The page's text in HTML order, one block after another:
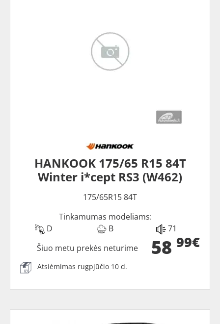
HANKOOK 175/65 R15 84T
Winter i*cept RS3 (W462)
175/65R15 84T
Tinkamumas modeliams:
D
B 71
58 99€
Šiuo metu prekės neturime
Atsiėmimas rugpjūčio 10 d.